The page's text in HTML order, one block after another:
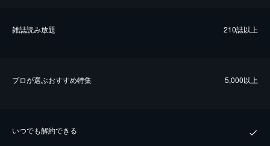
雑誌読み放題 210誌以上
プロが選ぶおすすめ特集 5,000以上
いつでも解約できる